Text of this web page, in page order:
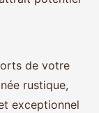
de votre
rustique,
exceptionnel